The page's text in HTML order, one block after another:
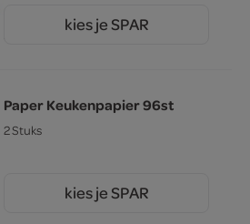
kies je SPAR
Paper Keukenpapier 96st
2 Stuks
kies je SPAR